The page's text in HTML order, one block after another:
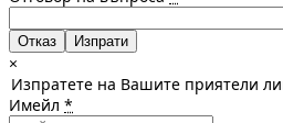
Отказ
×
Изпратете на Вашите приятели
Имейл *